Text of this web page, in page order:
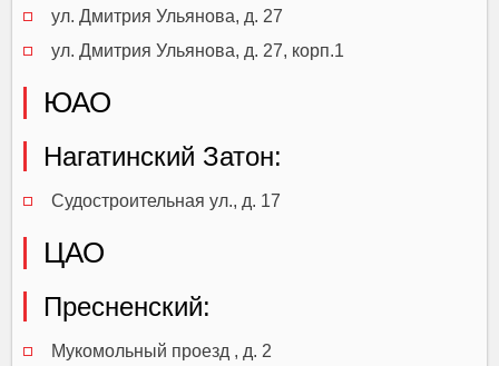
ул. Дмитрия Ульянова, д. 27
ул. Дмитрия Ульянова, д. 27, корп.1
ЮАО
Нагатинский Затон:
Судостроительная ул., д. 17
ЦАО
Пресненский:
Мукомольный проезд , д. 2